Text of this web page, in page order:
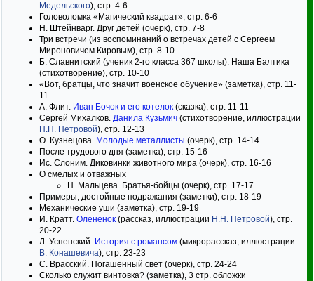
Медельского), стр. 4-6
Головоломка «Магический квадрат», стр. 6-6
Н. Штейнварг. Друг детей (очерк), стр. 7-8
Три встречи (из воспоминаний о встречах детей с Сергеем
Мироновичем Кировым), стр. 8-10
Б. Славнитский (ученик 2-го класса 367 школы). Наша Балтика
(стихотворение), стр. 10-10
«Вот, братцы, что значит военское обучение» (заметка), стр. 11-
11
А. Флит. Иван Бочок и его котелок (сказка), стр. 11-11
Сергей Михалков. Данила Кузьмич (стихотворение, иллюстрации
Н.Н. Петровой), стр. 12-13
О. Кузнецова. Молодые металлисты (очерк), стр. 14-14
После трудового дня (заметка), стр. 15-16
Ис. Слоним. Диковинки животного мира (очерк), стр. 16-16
О смелых и отважных
Н. Мальцева. Братья-бойцы (очерк), стр. 17-17
Примеры, достойные подражания (заметки), стр. 18-19
Механические уши (заметка), стр. 19-19
И. Кратт. Олененок (рассказ, иллюстрации Н.Н. Петровой), стр.
20-22
Л. Успенский. История с романсом (микрорассказ, иллюстрации
В. Конашевича), стр. 23-23
С. Врасский. Погашенный свет (очерк), стр. 24-24
Сколько служит винтовка? (заметка), 3 стр. обложки